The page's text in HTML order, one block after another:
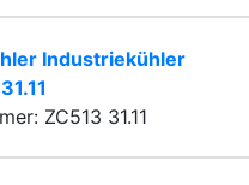
Industriekühler
ZC513 31.11